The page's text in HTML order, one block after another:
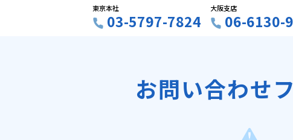
東京本社
03-5797-7824
大阪支店
06-6130-
お問い合わせ